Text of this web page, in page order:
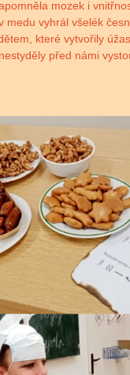
mozek i
medu vyhrál všelék
které vytvořily
před námi